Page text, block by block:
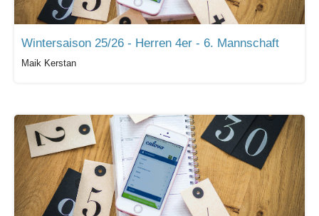
Wintersaison 25/26 - Herren 4er - 6. Mannschaft
Maik Kerstan